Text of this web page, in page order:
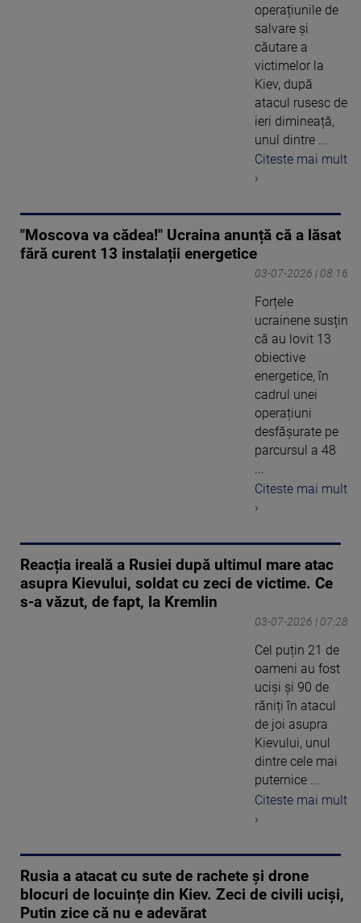
operațiunile de
salvare și
căutare a
victimelor la
Kiev, după
atacul rusesc de
ieri dimineață,
unul dintre ...
Citeste mai mult
›
"Moscova va cădea!" Ucraina anunță că a lăsat
fără curent 13 instalații energetice
03-07-2026 | 08:16
Forțele
ucrainene susțin
că au lovit 13
obiective
energetice, în
cadrul unei
operațiuni
desfășurate pe
parcursul a 48
...
Citeste mai mult
›
Reacția ireală a Rusiei după ultimul mare atac
asupra Kievului, soldat cu zeci de victime. Ce
s-a văzut, de fapt, la Kremlin
03-07-2026 | 07:28
Cel puțin 21 de
oameni au fost
uciși și 90 de
răniți în atacul
de joi asupra
Kievului, unul
dintre cele mai
puternice ...
Citeste mai mult
›
Rusia a atacat cu sute de rachete și drone
blocuri de locuințe din Kiev. Zeci de civili uciși,
Putin zice că nu e adevărat